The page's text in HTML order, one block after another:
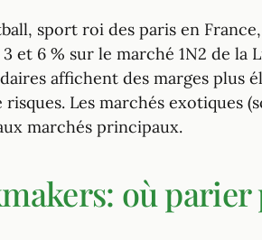
sport roi des paris en
6 % sur le marché 1N2 de la
affichent des marges plus
Les marchés exotiques
marchés principaux.
où